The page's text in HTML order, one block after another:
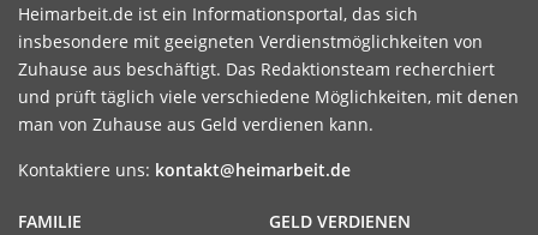
Heimarbeit.de ist ein Informationsportal, das sich
insbesondere mit geeigneten Verdienstmöglichkeiten von
Zuhause aus beschäftigt. Das Redaktionsteam recherchiert
und prüft täglich viele verschiedene Möglichkeiten, mit denen
man von Zuhause aus Geld verdienen kann.
Kontaktiere uns: kontakt@heimarbeit.de
GELD VERDIENEN
FAMILIE